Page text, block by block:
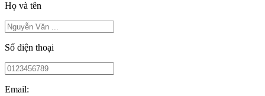
Họ và tên
Số điện thoại
Email: